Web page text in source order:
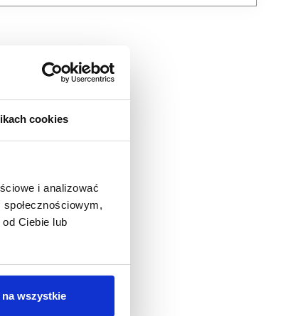
cookies
i analizować
Ciebie lub
wszystkie